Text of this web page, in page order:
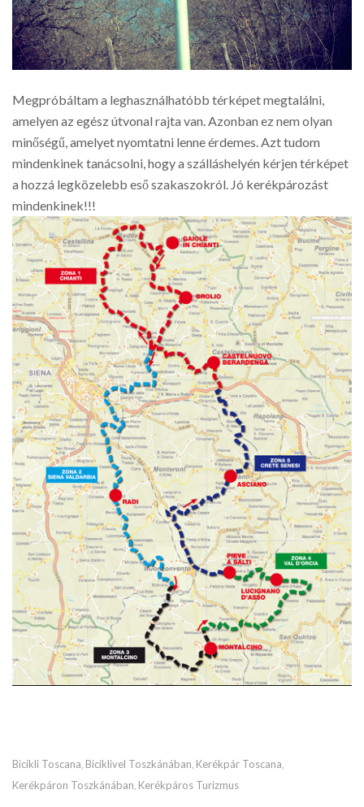
Megpróbáltam a leghasználhatóbb térképet megtalálni,
amelyen az egész útvonal rajta van. Azonban ez nem olyan
minőségű, amelyet nyomtatni lenne érdemes. Azt tudom
mindenkinek tanácsolni, hogy a szálláshelyén kérjen térképet
a hozzá legközelebb eső szakaszokról. Jó kerékpározást
mindenkinek!!!
Bicikli Toscana Biciklivel Toszkánában Kerékpár Toscana
Kerékpáron Toszkánában Kerékpáros Turizmus